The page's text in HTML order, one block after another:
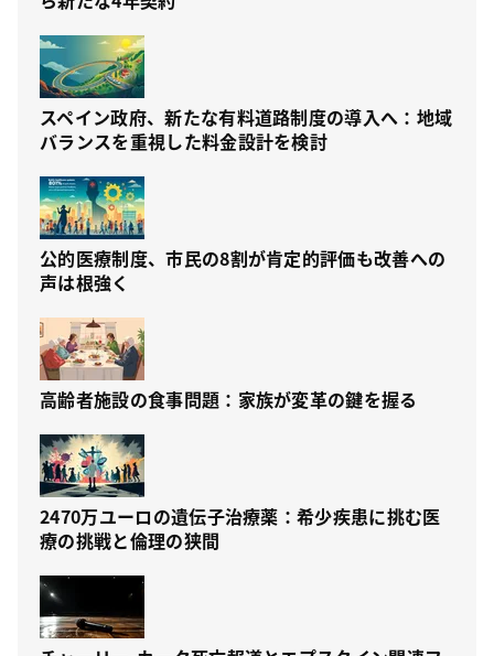
スペイン政府、新たな有料道路制度の導入へ：地域
バランスを重視した料金設計を検討
公的医療制度、市民の8割が肯定的評価も改善への
声は根強く
高齢者施設の食事問題：家族が変革の鍵を握る
2470万ユーロの遺伝子治療薬：希少疾患に挑む医
療の挑戦と倫理の狭間